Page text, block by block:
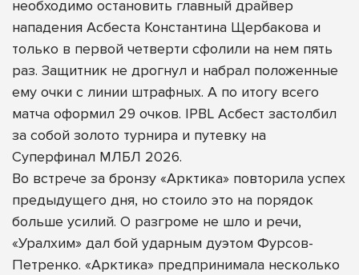
необходимо остановить главный драйвер
нападения Асбеста Константина Щербакова и
только в первой четверти сфолили на нем пять
раз. Защитник не дрогнул и набрал положенные
ему очки с линии штрафных. А по итогу всего
матча оформил 29 очков. IPBL Асбест застолбил
за собой золото турнира и путевку на
Суперфинал МЛБЛ 2026.
Во встрече за бронзу «Арктика» повторила успех
предыдущего дня, но стоило это на порядок
больше усилий. О разгроме не шло и речи,
«Уралхим» дал бой ударным дуэтом Фурсов-
Петренко. «Арктика» предпринимала несколько